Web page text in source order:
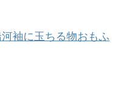
袖に玉ちる物おもふ